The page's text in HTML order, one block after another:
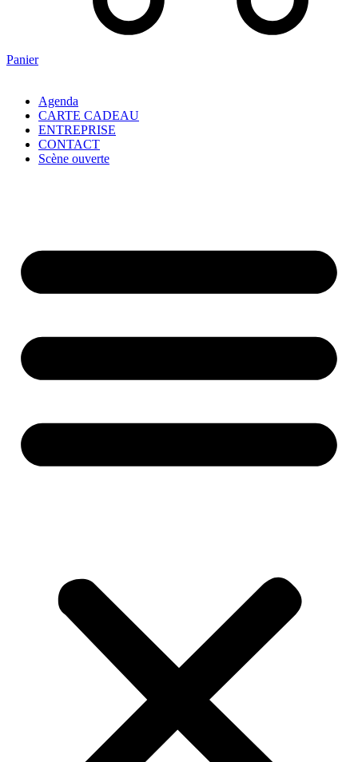
Panier
Agenda
CARTE CADEAU
ENTREPRISE
CONTACT
Scène ouverte